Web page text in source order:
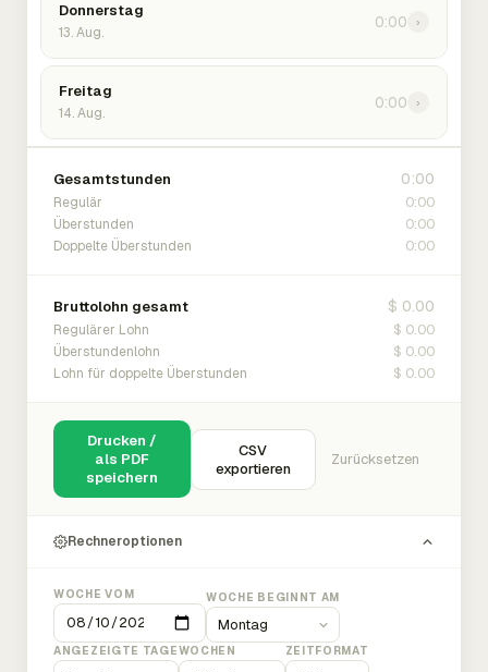
Donnerstag
13. Aug.
0:00 ›
Freitag
14. Aug.
0:00 ›
Gesamtstunden 0:00
Regulär 0:00
Überstunden 0:00
Doppelte Überstunden 0:00
Bruttolohn gesamt $ 0.00
Regulärer Lohn $ 0.00
Überstundenlohn $ 0.00
Lohn für doppelte Überstunden $ 0.00
Drucken /
als PDF
speichern
CSV
exportieren
Zurücksetzen
Rechneroptionen
WOCHE VOM WOCHE BEGINNT AM
ANGEZEIGTE TAGEWOCHEN ZEITFORMAT